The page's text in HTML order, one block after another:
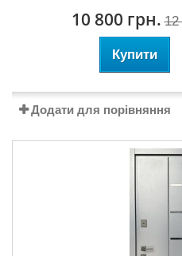
10 800 грн. 12
Купити
Додати для порівняння